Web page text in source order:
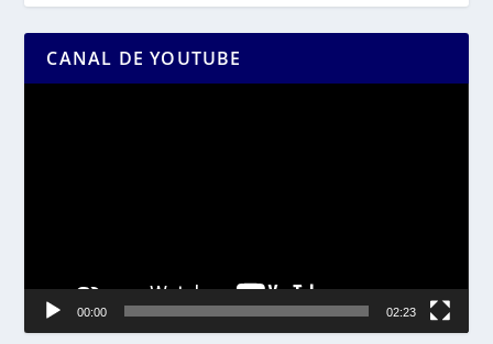
CANAL DE YOUTUBE
00:00 02:23